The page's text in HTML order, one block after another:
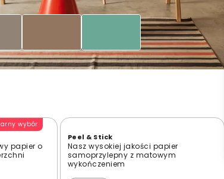
wybór
papier o
Peel & Stick
Nasz wysokiej jakości papier
samoprzylepny z matowym
wykończeniem